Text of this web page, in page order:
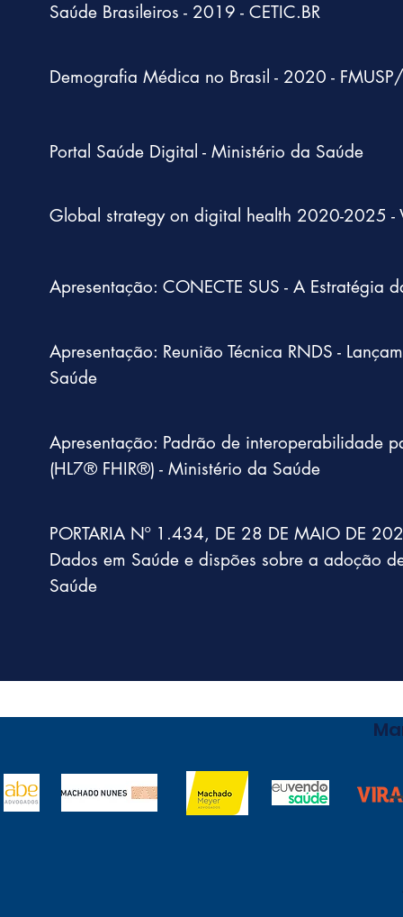
Saúde Brasileiros - 2019 - CETIC.BR
Demografia Médica no Brasil - 2020 -
Portal Saúde Digital - Ministério da Saúde
Global strategy on digital health 2020-2025
Apresentação: CONECTE SUS - A
Apresentação: Reunião Técnica RNDS -
Saúde
Apresentação: Padrão de interoperabilidade
(HL7® FHIR®) - Ministério da Saúde
PORTARIA Nº 1.434, DE 28 DE MAIO DE
Dados em Saúde e dispões sobre a adoção
Saúde